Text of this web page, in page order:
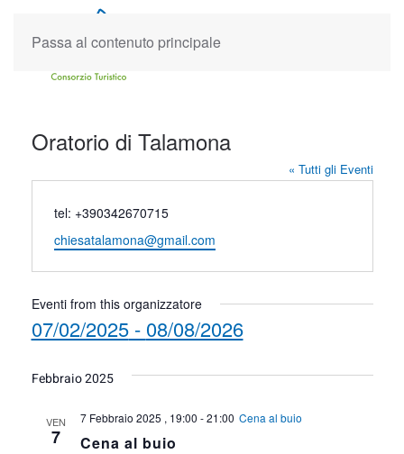
Passa al contenuto principale
Oratorio di Talamona
« Tutti gli Eventi
Telefono
tel: +390342670715
Email
chiesatalamona@gmail.com
Eventi from this organizzatore
07/02/2025 - 08/08/2026
la
Febbraio 2025
VEN
7 Cena al buio
7 Febbraio 2025 , 19:00 -21:00 Cena al buio